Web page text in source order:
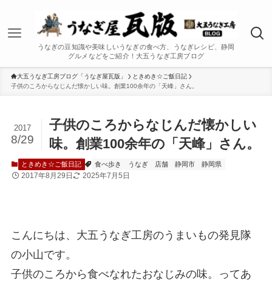
うなぎの豆知識や美味しいうなぎの食べ方、うなぎレシピ、静岡
グルメなどをご紹介！大五うなぎ工房ブログ
大五うなぎ工房ブログ「うなぎ屋瓦版」
ときめき☆ご飯日記
子供のころからなじんだ懐かしい味。創業100余年の「天峰」さん。
子供のころからなじんだ懐かしい
味。創業100余年の「天峰」さん。
2017
8/29
ときめき☆ご飯日記 食べ歩き うなぎ 店舗 静岡市 静岡県
2017年8月29日 2025年7月5日
こんにちは、大五うなぎ工房のうまいもの発見隊
の小山です。
子供のころから食べなれたおなじみの味。ってあ